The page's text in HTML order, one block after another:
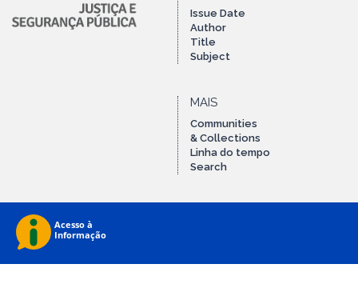
Issue Date
Author
Title
Subject
MAIS
Communities
& Collections
Linha do tempo
Search